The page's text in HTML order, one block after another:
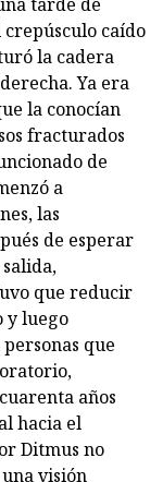
crepúsculo caído
la cadera
Ya era
la conocían
fracturados
de
a
las
de esperar
que reducir
y luego
que
años
hacia el
Ditmus no
visión